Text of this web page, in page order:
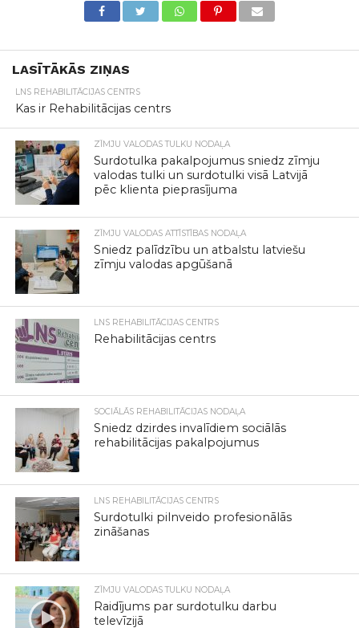
LASĪTĀKĀS ZIŅAS
LNS REHABILITĀCIJAS CENTRS
Kas ir Rehabilitācijas centrs
ZĪMJU VALODAS TULKU NODAĻA
Surdotulka pakalpojumus sniedz zīmju
valodas tulki un surdotulki visā Latvijā
pēc klienta pieprasījuma
ZĪMJU VALODAS ATTĪSTĪBAS NODAĻA
Sniedz palīdzību un atbalstu latviešu
zīmju valodas apgūšanā
LNS REHABILITĀCIJAS CENTRS
Rehabilitācijas centrs
SOCIĀLĀS REHABILITĀCIJAS NODAĻA
Sniedz dzirdes invalīdiem sociālās
rehabilitācijas pakalpojumus
LNS REHABILITĀCIJAS CENTRS
Surdotulki pilnveido profesionālās
zināšanas
ZĪMJU VALODAS TULKU NODAĻA
Raidījums par surdotulku darbu
televīzijā